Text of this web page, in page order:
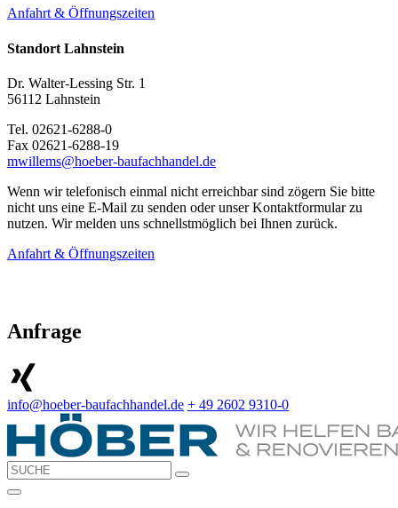
Anfahrt & Öffnungszeiten
Standort Lahnstein
Dr. Walter-Lessing Str. 1
56112 Lahnstein
Tel. 02621-6288-0
Fax 02621-6288-19
mwillems@hoeber-baufachhandel.de
Wenn wir telefonisch einmal nicht erreichbar sind zögern Sie bitte
nicht uns eine E-Mail zu senden oder unser Kontaktformular zu
nutzen. Wir melden uns schnellstmöglich bei Ihnen zurück.
Anfahrt & Öffnungszeiten
Anfrage
info@hoeber-baufachhandel.de + 49 2602 9310-0